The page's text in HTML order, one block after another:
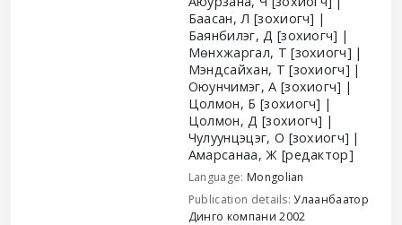
Баасан, Л [зохиогч]
Баянбилэг, Д [зохиогч]
Мөнхжаргал, Т [зохиогч]
Мэндсайхан, Т [зохиогч]
Оюунчимэг, А [зохиогч]
Цолмон, Б [зохиогч]
Цолмон, Д [зохиогч]
Чулуунцэцэг, О [зохиогч]
Амарсанаа, Ж [редактор]
Language: Mongolian
Publication details:Улаанбаатор
Динго компани 2002